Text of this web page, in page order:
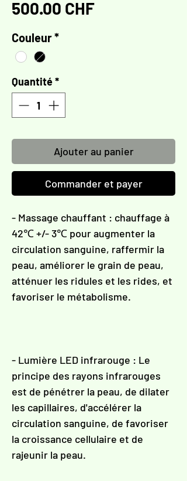
500.00 CHFPrix
Couleur*
Quantité*
Ajouter au panier
Commander et payer
- Massage chauffant : chauffage à
42℃ +/- 3℃ pour augmenter la
circulation sanguine, raffermir la
peau, améliorer le grain de peau,
atténuer les ridules et les rides, et
favoriser le métabolisme.
- Lumière LED infrarouge : Le
principe des rayons infrarouges
est de pénétrer la peau, de dilater
les capillaires, d'accélérer la
circulation sanguine, de favoriser
la croissance cellulaire et de
rajeunir la peau.